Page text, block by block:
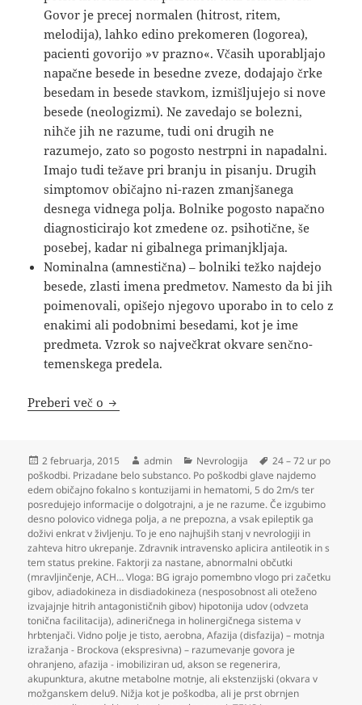
Govor je precej normalen (hitrost, ritem,
melodija), lahko edino prekomeren (logorea),
pacienti govorijo »v prazno«. Včasih uporabljajo
napačne besede in besedne zveze, dodajajo črke
besedam in besede stavkom, izmišljujejo si nove
besede (neologizmi). Ne zavedajo se bolezni,
nihče jih ne razume, tudi oni drugih ne
razumejo, zato so pogosto nestrpni in napadalni.
Imajo tudi težave pri branju in pisanju. Drugih
simptomov običajno ni-razen zmanjšanega
desnega vidnega polja. Bolnike pogosto napačno
diagnosticirajo kot zmedene oz. psihotične, še
posebej, kadar ni gibalnega primanjkljaja.
Nominalna (amnestična) – bolniki težko najdejo
besede, zlasti imena predmetov. Namesto da bi jih
poimenovali, opišejo njegovo uporabo in to celo z
enakimi ali podobnimi besedami, kot je ime
predmeta. Vzrok so največkrat okvare senčno-
temenskega predela.
Preberi več o Nevrologija
Objavljeno
dne
2 februarja, 2015 Avtor
admin Kategorije
Nevrologija Oznake
24 – 72 ur po
poškodbi. Prizadane belo substanco. Po poškodbi glave najdemo
edem običajno fokalno s kontuzijami in hematomi,5 do 2m/s ter
posredujejo informacije o dolgotrajni,a je ne razume. Če izgubimo
desno polovico vidnega polja,a ne prepozna,a vsak epileptik ga
doživi enkrat v življenju. To je eno najhujših stanj v nevrologiji in
zahteva hitro ukrepanje. Zdravnik intravensko aplicira antileotik in s
tem status prekine. Faktorji za nastane,abnormalni občutki
(mravljinčenje,ACH… Vloga: BG igrajo pomembno vlogo pri začetku
gibov,adiadokineza in disdiadokineza (nesposobnost ali oteženo
izvajajnje hitrih antagonističnih gibov) hipotonija udov (odvzeta
tonična facilitacija),adineričnega in holinergičnega sistema v
hrbtenjači. Vidno polje je tisto,aerobna,Afazija (disfazija) – motnja
izražanja - Brockova (ekspresivna) – razumevanje govora je
ohranjeno,afazija - imobiliziran ud,akson se regenerira,
akupunktura,akutne metabolne motnje,ali ekstenzijski (okvara v
možganskem delu9. Nižja kot je poškodba,ali je prst obrnjen